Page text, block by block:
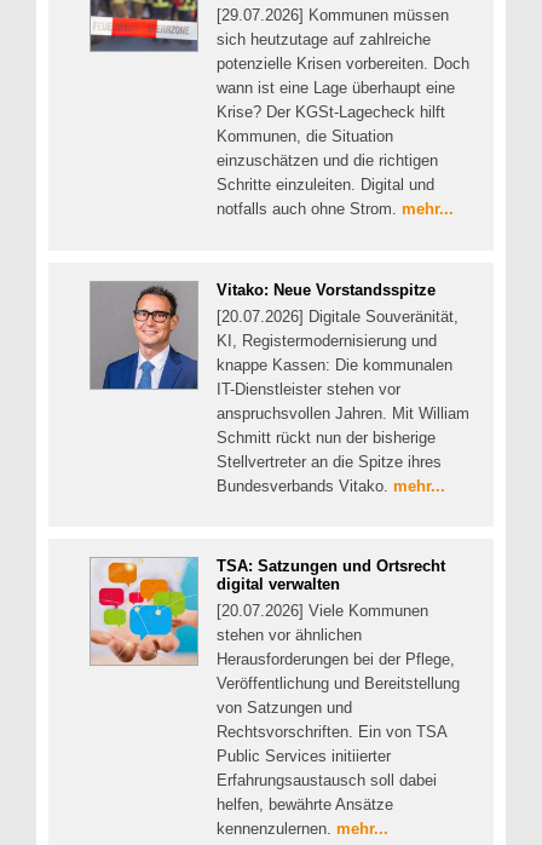
[29.07.2026] Kommunen müssen
sich heutzutage auf zahlreiche
potenzielle Krisen vorbereiten. Doch
wann ist eine Lage überhaupt eine
Krise? Der KGSt-Lagecheck hilft
Kommunen, die Situation
einzuschätzen und die richtigen
Schritte einzuleiten. Digital und
notfalls auch ohne Strom. mehr...
Vitako: Neue Vorstandsspitze
[20.07.2026] Digitale Souveränität,
KI, Registermodernisierung und
knappe Kassen: Die kommunalen
IT-Dienstleister stehen vor
anspruchsvollen Jahren. Mit William
Schmitt rückt nun der bisherige
Stellvertreter an die Spitze ihres
Bundesverbands Vitako. mehr...
TSA: Satzungen und Ortsrecht
digital verwalten
[20.07.2026] Viele Kommunen
stehen vor ähnlichen
Herausforderungen bei der Pflege,
Veröffentlichung und Bereitstellung
von Satzungen und
Rechtsvorschriften. Ein von TSA
Public Services initiierter
Erfahrungsaustausch soll dabei
helfen, bewährte Ansätze
kennenzulernen. mehr...